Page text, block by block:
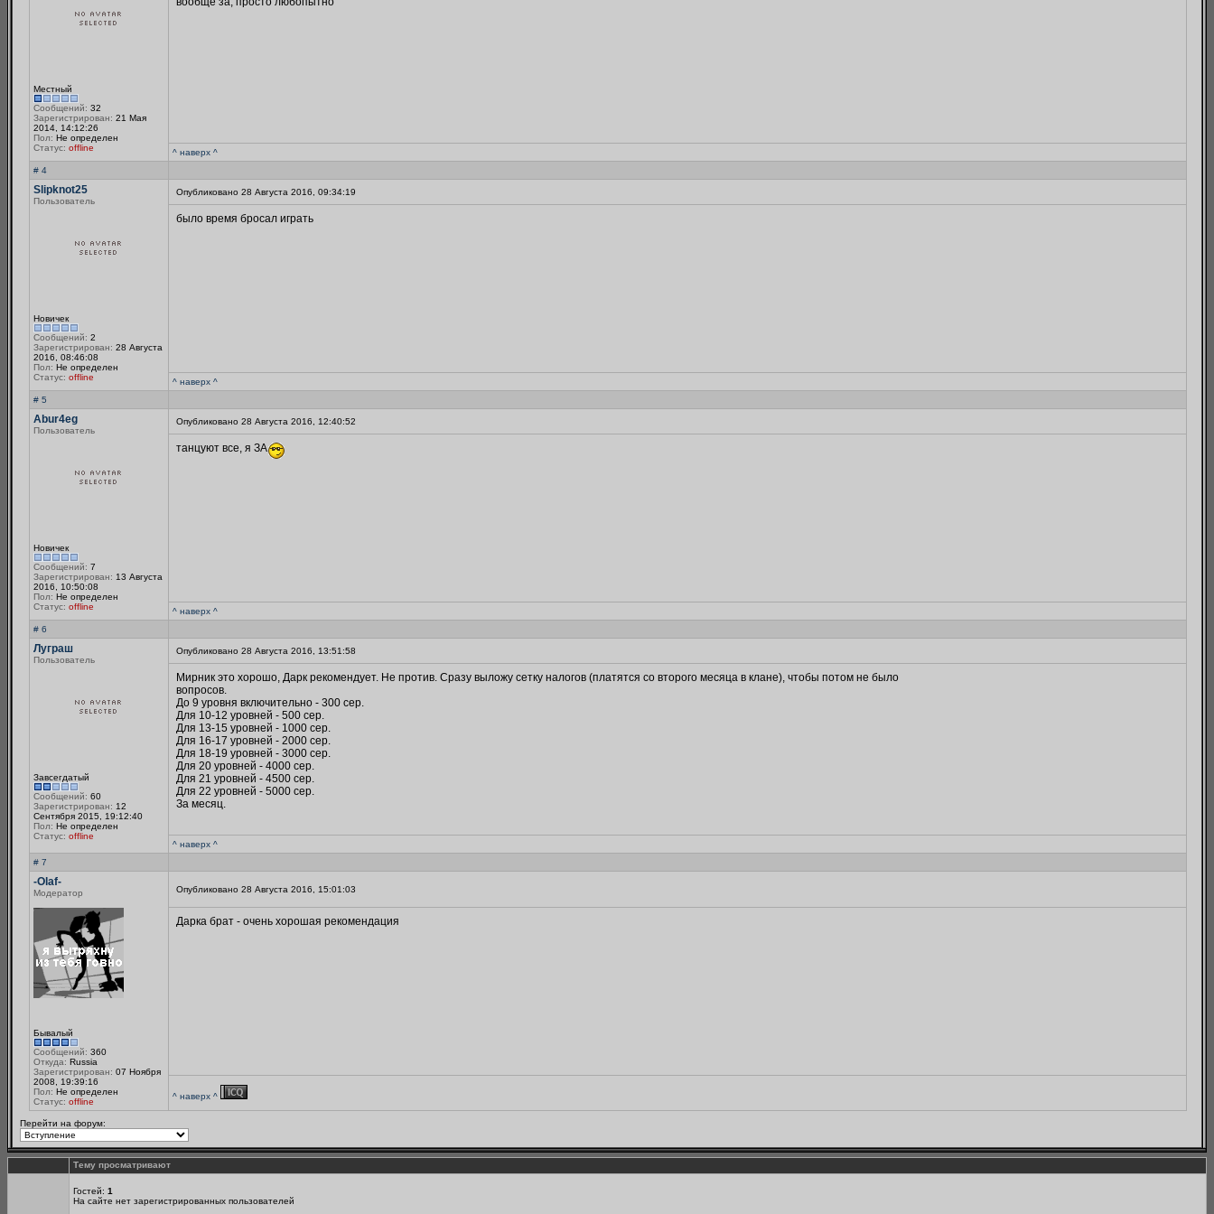
Местный
Сообщений: 32
Зарегистрирован: 21 Мая
2014, 14:12:26
Пол: Не определен
Статус: offline
^ наверх ^
# 4
Slipknot25
Пользователь
Новичек
Сообщений: 2
Зарегистрирован: 28 Августа
2016, 08:46:08
Пол: Не определен
Статус: offline
Опубликовано 28 Августа 2016, 09:34:19
было время бросал играть
^ наверх ^
# 5
Abur4eg
Пользователь
Новичек
Сообщений: 7
Зарегистрирован: 13 Августа
2016, 10:50:08
Пол: Не определен
Статус: offline
Опубликовано 28 Августа 2016, 12:40:52
танцуют все, я ЗА
^ наверх ^
# 6
Луграш
Пользователь
Завсегдатый
Сообщений: 60
Зарегистрирован: 12
Сентября 2015, 19:12:40
Пол: Не определен
Статус: offline
Опубликовано 28 Августа 2016, 13:51:58
Мирник это хорошо, Дарк рекомендует. Не против. Сразу выложу сетку налогов (платятся со второго месяца в клане), чтобы потом не было
вопросов.
До 9 уровня включительно - 300 сер.
Для 10-12 уровней - 500 сер.
Для 13-15 уровней - 1000 сер.
Для 16-17 уровней - 2000 сер.
Для 18-19 уровней - 3000 сер.
Для 20 уровней - 4000 сер.
Для 21 уровней - 4500 сер.
Для 22 уровней - 5000 сер.
За месяц.
^ наверх ^
# 7
-Olaf-
Модератор
Бывалый
Сообщений: 360
Откуда: Russia
Зарегистрирован: 07 Ноября
2008, 19:39:16
Пол: Не определен
Статус: offline
Опубликовано 28 Августа 2016, 15:01:03
Дарка брат - очень хорошая рекомендация
^ наверх ^
Перейти на форум:
Тему просматривают
Гостей: 1
На сайте нет зарегистрированных пользователей